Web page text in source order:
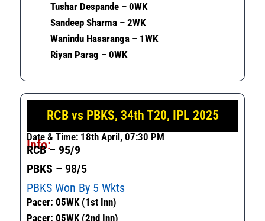
Tushar Despande – 0WK
Sandeep Sharma – 2WK
Wanindu Hasaranga – 1WK
Riyan Parag – 0WK
RCB vs PBKS, 34th T20, IPL 2025
Date & Time: 18th April, 07:30 PM
Info:
RCB – 95/9
PBKS – 98/5
PBKS Won By 5 Wkts
Pacer: 05WK (1st Inn)
Pacer: 05WK (2nd Inn)